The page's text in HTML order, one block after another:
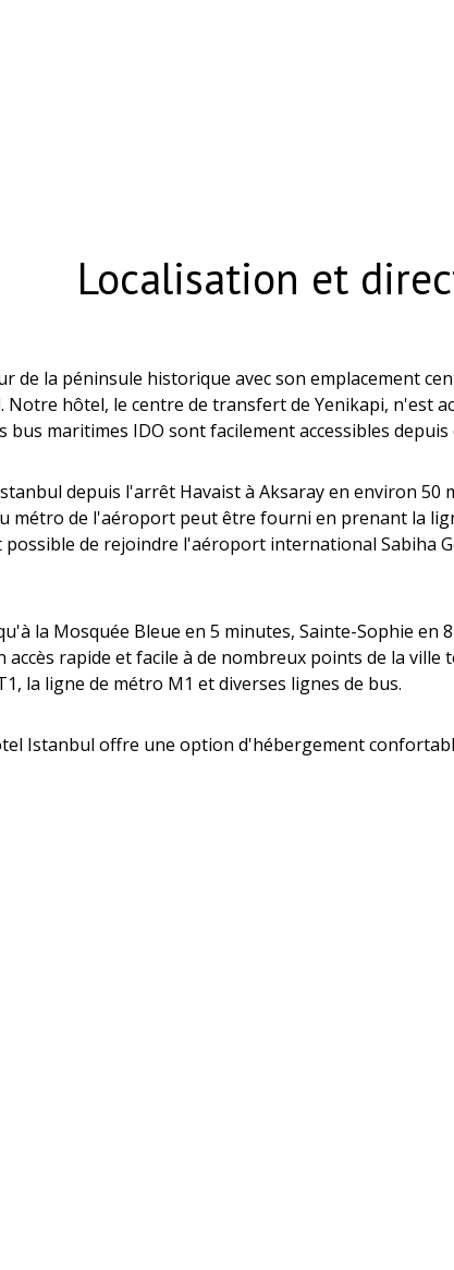
Localisation et
la péninsule historique avec son emplacement
hôtel, le centre de transfert de Yenikapi, n'est
maritimes IDO sont facilement accessibles depuis
depuis l'arrêt Havaist à Aksaray en environ
métro de l'aéroport peut être fourni en prenant la
possible de rejoindre l'aéroport international Sabiha
la Mosquée Bleue en 5 minutes, Sainte-Sophie en
rapide et facile à de nombreux points de la
la ligne de métro M1 et diverses lignes de bus.
Istanbul offre une option d'hébergement